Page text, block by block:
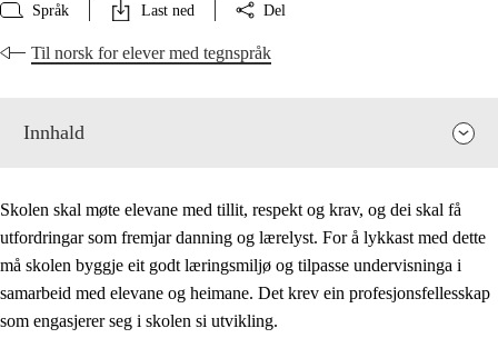
Språk Last ned Del
Til norsk for elever med tegnspråk
Innhald
Skolen skal møte elevane med tillit, respekt og krav, og dei skal få
utfordringar som fremjar danning og lærelyst. For å lykkast med dette
må skolen byggje eit godt læringsmiljø og tilpasse undervisninga i
samarbeid med elevane og heimane. Det krev ein profesjonsfellesskap
som engasjerer seg i skolen si utvikling.